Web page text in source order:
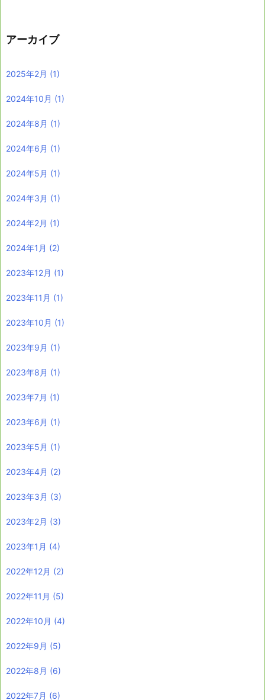
アーカイブ
2025年2月 (1)
2024年10月 (1)
2024年8月 (1)
2024年6月 (1)
2024年5月 (1)
2024年3月 (1)
2024年2月 (1)
2024年1月 (2)
2023年12月 (1)
2023年11月 (1)
2023年10月 (1)
2023年9月 (1)
2023年8月 (1)
2023年7月 (1)
2023年6月 (1)
2023年5月 (1)
2023年4月 (2)
2023年3月 (3)
2023年2月 (3)
2023年1月 (4)
2022年12月 (2)
2022年11月 (5)
2022年10月 (4)
2022年9月 (5)
2022年8月 (6)
2022年7月 (6)